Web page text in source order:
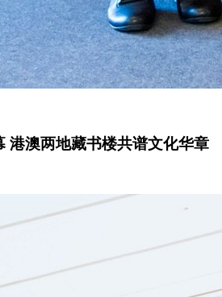
港澳两地藏书楼共谱文化华章